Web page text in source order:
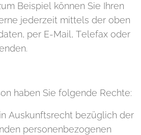
Beispiel können Sie Ihren
jederzeit mittels der oben
per E-Mail, Telefax oder
haben Sie folgende Rechte:
Auskunftsrecht bezüglich der
personenbezogenen